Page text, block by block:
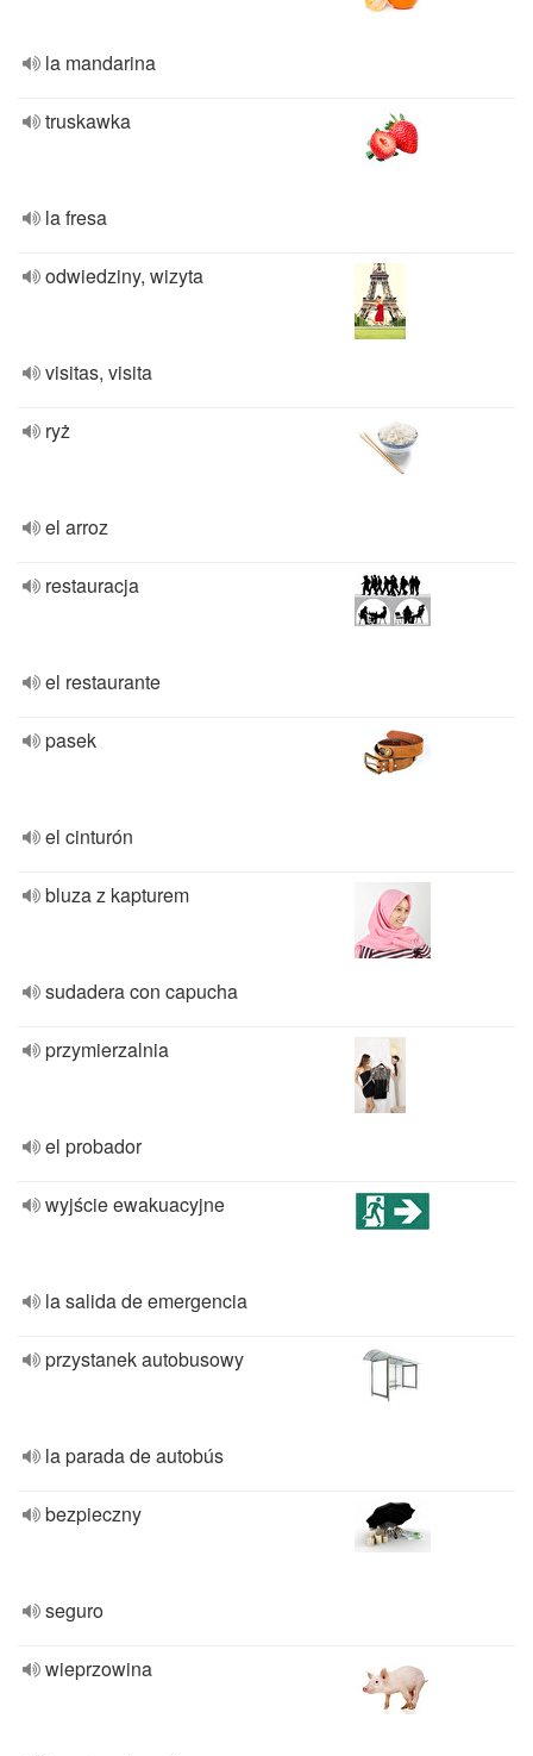
la mandarina
truskawka
la fresa
odwiedziny, wizyta
visitas, visita
ryż
el arroz
restauracja
el restaurante
pasek
el cinturón
bluza z kapturem
sudadera con capucha
przymierzalnia
el probador
wyjście ewakuacyjne
la salida de emergencia
przystanek autobusowy
la parada de autobús
bezpieczny
seguro
wieprzowina